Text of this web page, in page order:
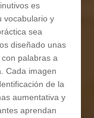
es
vocabulario y
sea
diseñado unas
palabras a
Cada imagen
de la
aumentativa y
aprendan